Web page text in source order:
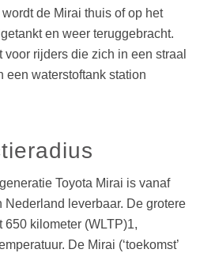
de Mirai thuis of op het
en weer teruggebracht.
voor rijders die zich in een straal
een waterstoftank station
Toyota Mirai is vanaf
Nederland leverbaar. De grotere
kilometer (WLTP)1,
De Mirai (‘toekomst’